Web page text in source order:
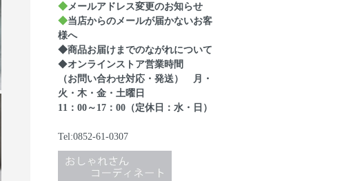
◆ メールアドレス変更のお知らせ
◆当店からのメールが届かないお客
様へ
◆商品お届けまでのながれについて
◆オンラインストア営業時間
（お問い合わせ対応・発送） 月・
火・木・金・土曜日
11：00～17：00（定休日：水・日）
Tel:0852-61-0307